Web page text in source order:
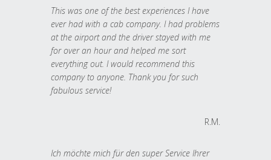
This was one of the best experiences I have
ever had with a cab company. I had problems
at the airport and the driver stayed with me
for over an hour and helped me sort
everything out. I would recommend this
company to anyone. Thank you for such
fabulous service!
R.M.
Ich möchte mich für den super Service Ihrer